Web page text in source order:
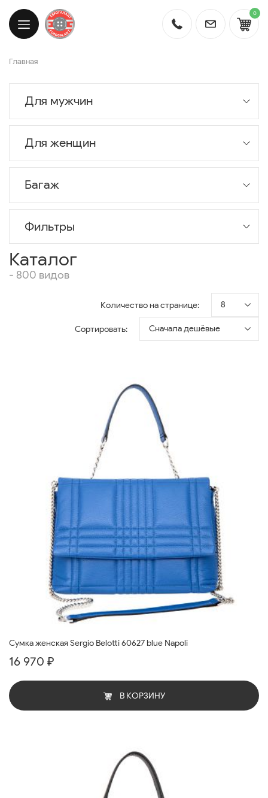
0
Главная
Для мужчин
Для женщин
Багаж
Фильтры
Каталог
- 800 видов
Количество на странице: 8
Сортировать: Сначала дешёвые
Cумка женская Sergio Belotti 60627 blue Napoli
16 970 ₽
В КОРЗИНУ